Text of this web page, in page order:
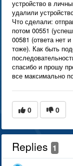
устройство в
удалили
Что сделали:
потом 00551
00581 (ответа нет
тоже). Как быть
спасибо и прошу
все максимально
0 0
Replies 1